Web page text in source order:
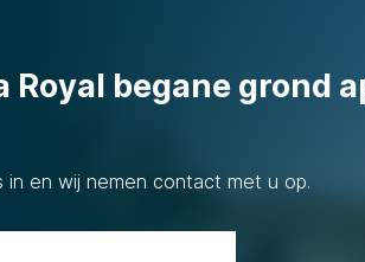
Royal begane grond
in en wij nemen contact met u op.